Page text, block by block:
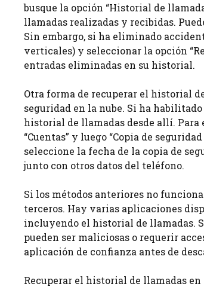
busque la opción “Historial de
llamadas realizadas y recibidas.
Sin embargo, si ha eliminado
verticales) y seleccionar la opción
entradas eliminadas en su historial.
Otra forma de recuperar el historial
seguridad en la nube. Si ha
historial de llamadas desde allí.
“Cuentas” y luego “Copia de
seleccione la fecha de la copia de
junto con otros datos del teléfono.
Si los métodos anteriores no
terceros. Hay varias aplicaciones
incluyendo el historial de llamadas.
pueden ser maliciosas o requerir
aplicación de confianza antes de
Recuperar el historial de llamadas